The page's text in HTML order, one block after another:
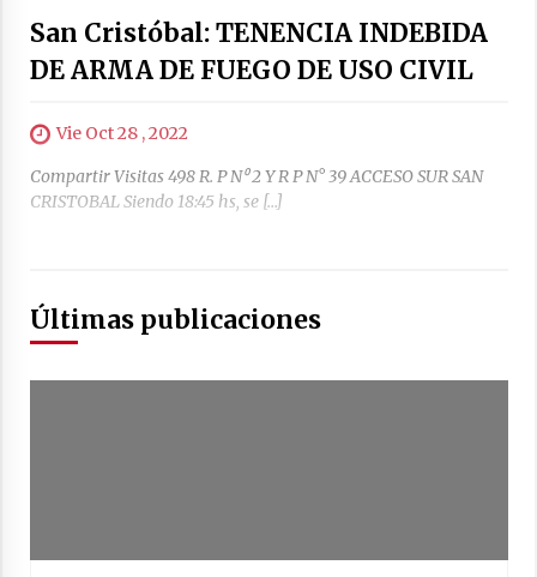
San Cristóbal: TENENCIA INDEBIDA
DE ARMA DE FUEGO DE USO CIVIL
Vie Oct 28 , 2022
Compartir Visitas 498 R. P N⁰ 2 Y R P N° 39 ACCESO SUR SAN
CRISTOBAL Siendo 18:45 hs, se […]
Últimas publicaciones